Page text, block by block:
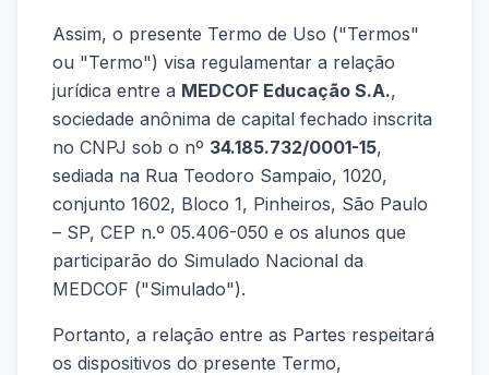
Assim, o presente Termo de Uso ("Termos"
ou "Termo") visa regulamentar a relação
jurídica entre a MEDCOF Educação S.A.,
sociedade anônima de capital fechado inscrita
no CNPJ sob o nº 34.185.732/0001-15,
sediada na Rua Teodoro Sampaio, 1020,
conjunto 1602, Bloco 1, Pinheiros, São Paulo
– SP, CEP n.º 05.406-050 e os alunos que
participarão do Simulado Nacional da
MEDCOF ("Simulado").
Portanto, a relação entre as Partes respeitará
os dispositivos do presente Termo,